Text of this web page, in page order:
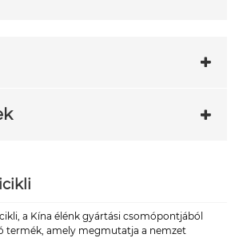
a Kína élénk gyártási csomópontjából
termék, amely megmutatja a nemzet